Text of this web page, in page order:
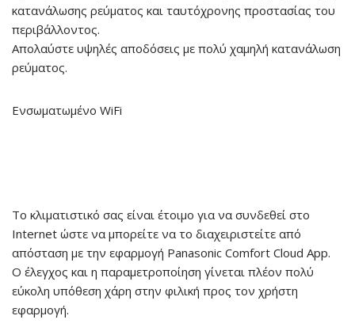
κατανάλωσης ρεύματος και ταυτόχρονης προστασίας του
περιβάλλοντος.
Απολαύστε υψηλές αποδόσεις με πολύ χαμηλή κατανάλωση
ρεύματος.
Ενσωματωμένο WiFi
Το κλιματιστικό σας είναι έτοιμο για να συνδεθεί στο
Internet ώστε να μπορείτε να το διαχειριστείτε από
απόσταση με την εφαρμογή Panasonic Comfort Cloud App.
Ο έλεγχος και η παραμετροποίηση γίνεται πλέον πολύ
εύκολη υπόθεση χάρη στην φιλική προς τον χρήστη
εφαρμογή.